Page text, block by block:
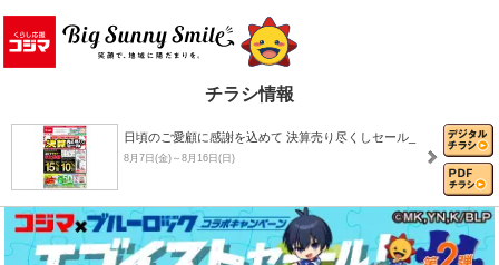
チラシ情報
日頃のご愛顧に感謝を込めて 決算売り尽くしセール_
8月7日(金)～8月16日(日)
8月おすすめチラシ
8月1日(土)～8月31日(月)